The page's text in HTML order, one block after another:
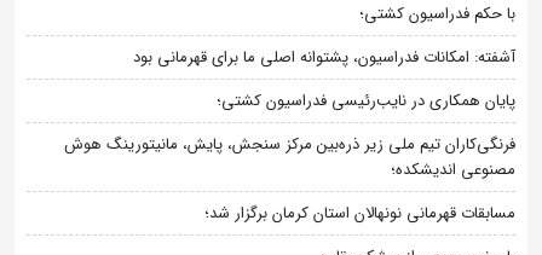
با حکم فدراسیون کشتی؛
آشفته: امکانات فدراسیون، پشتوانه اصلی ما برای قهرمانی بود
پایان همکاری در نایب‌رئیسی فدراسیون کشتی؛
فرنگی‌کاران تیم ملی زیر ذره‌بین مرکز سنجش، پایش، مانیتورینگ هوش
مصنوعی اندیشکده؛
مسابقات قهرمانی نونهالان استان کرمان برگزار شد؛